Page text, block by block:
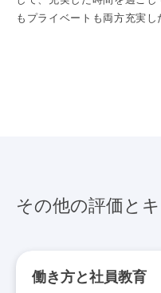
もプライベートも両方充実し
その他の評価と
働き方と社員教育